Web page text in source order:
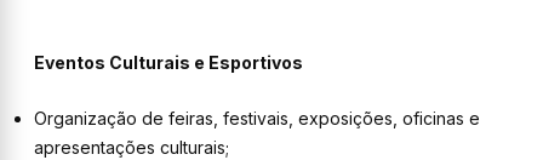
Eventos Culturais e Esportivos
Organização de feiras, festivais, exposições, oficinas e
apresentações culturais;